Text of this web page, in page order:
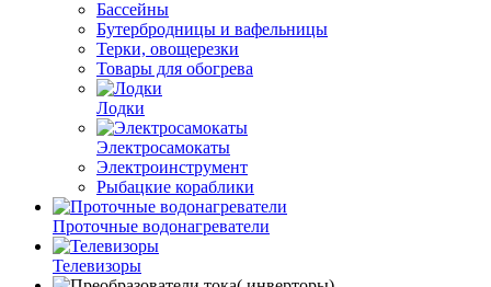
Бассейны
Бутербродницы и вафельницы
Терки, овощерезки
Товары для обогрева
Лодки
Электросамокаты
Электроинструмент
Рыбацкие кораблики
Проточные водонагреватели
Телевизоры